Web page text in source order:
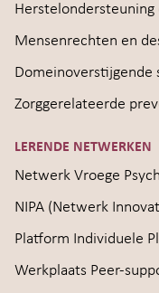
Herstelondersteuning
Mensenrechten en
Domeinoverstijgende
Zorggerelateerde
LERENDE NETWERKEN
Netwerk Vroege
NIPA (Netwerk
Platform Individuele
Werkplaats Peer-